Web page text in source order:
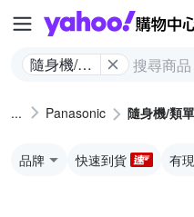
隨身機/類
Panasonic 隨身機/類
品牌 快速到貨 有